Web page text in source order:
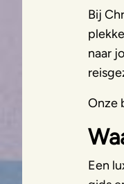
Bij
naar
Onze
Een